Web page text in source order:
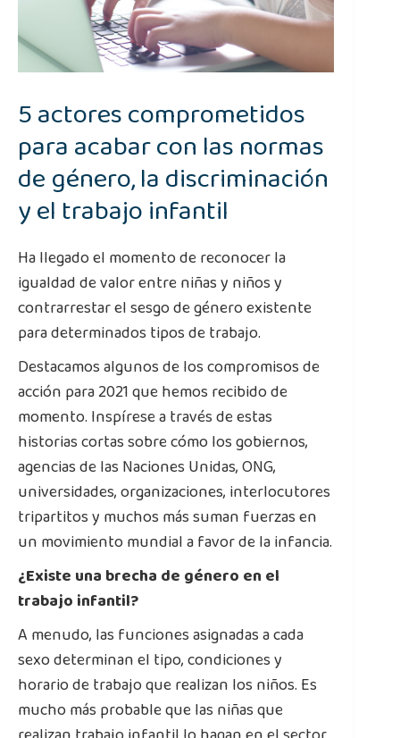
5 actores comprometidos
para acabar con las normas
de género, la discriminación
y el trabajo infantil
Ha llegado el momento de reconocer la
igualdad de valor entre niñas y niños y
contrarrestar el sesgo de género existente
para determinados tipos de trabajo.
Destacamos algunos de los compromisos de
acción para 2021 que hemos recibido de
momento. Inspírese a través de estas
historias cortas sobre cómo los gobiernos,
agencias de las Naciones Unidas, ONG,
universidades, organizaciones, interlocutores
tripartitos y muchos más suman fuerzas en
un movimiento mundial a favor de la infancia.
¿Existe una brecha de género en el
trabajo infantil?
A menudo, las funciones asignadas a cada
sexo determinan el tipo, condiciones y
horario de trabajo que realizan los niños. Es
mucho más probable que las niñas que